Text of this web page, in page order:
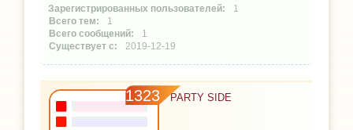
1
1
1
2019-12-19
1323 PARTY SIDE